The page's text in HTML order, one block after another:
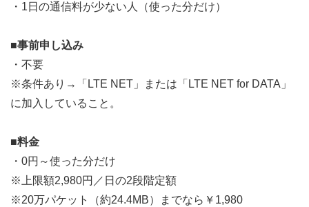
・1日の通信料が少ない人（使った分だけ）
■事前申し込み
・不要
※条件あり→「LTE NET」または「LTE NET for DATA」
に加入していること。
■料金
・0円～使った分だけ
※上限額2,980円／日の2段階定額
※20万パケット（約24.4MB）までなら￥1,980